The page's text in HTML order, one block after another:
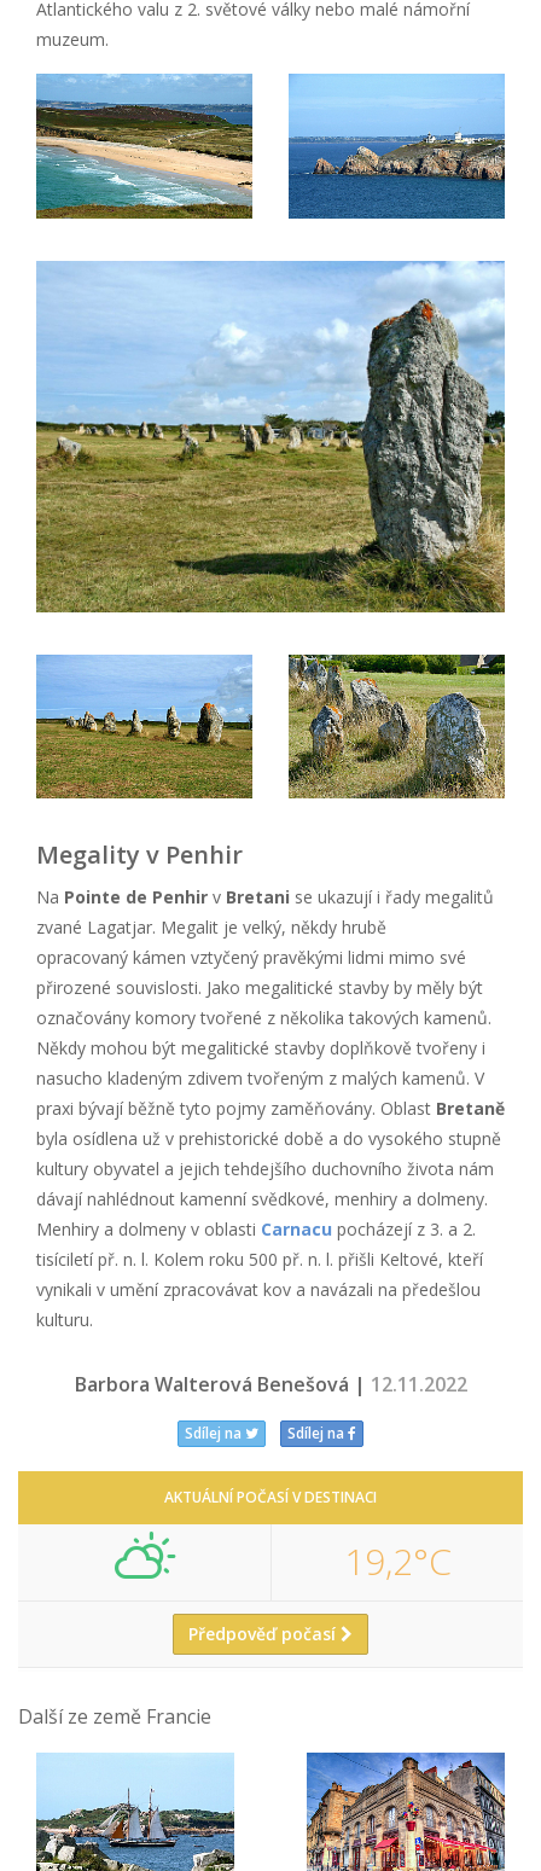
Atlantického valu z 2. světové války nebo malé námořní
muzeum.
Megality v Penhir
Na Pointe de Penhir v Bretani se ukazují i řady megalitů
zvané Lagatjar. Megalit je velký, někdy hrubě
opracovaný kámen vztyčený pravěkými lidmi mimo své
přirozené souvislosti. Jako megalitické stavby by měly být
označovány komory tvořené z několika takových kamenů.
Někdy mohou být megalitické stavby doplňkově tvořeny i
nasucho kladeným zdivem tvořeným z malých kamenů. V
praxi bývají běžně tyto pojmy zaměňovány. Oblast Bretaně
byla osídlena už v prehistorické době a do vysokého stupně
kultury obyvatel a jejich tehdejšího duchovního života nám
dávají nahlédnout kamenní svědkové, menhiry a dolmeny.
Menhiry a dolmeny v oblasti Carnacu pocházejí z 3. a 2.
tisíciletí př. n. l. Kolem roku 500 př. n. l. přišli Keltové, kteří
vynikali v umění zpracovávat kov a navázali na předešlou
kulturu.
Barbora Walterová Benešová | 12.11.2022
Sdílej na Sdílej na
AKTUÁLNÍ POČASÍ V DESTINACI
19,2°C
Předpověď počasí
Další ze země Francie